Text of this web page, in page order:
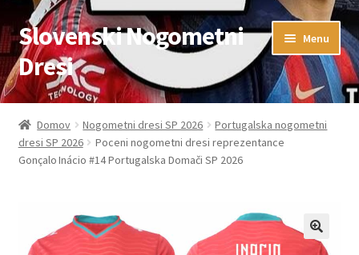
Skip
to
navigation
Skip
to
content
Slovenski Nogometni
Dresi
Menu
Domov
Blog
Kontaktiraj nas
Domov Nogometni dresi SP 2026
Portugalska nogometni
dresi SP 2026
Poceni nogometni dresi reprezentance
Gonçalo Inácio #14 Portugalska Domači SP 2026